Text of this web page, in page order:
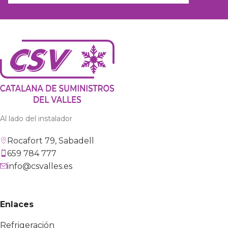
Al lado del instalador
Rocafort 79, Sabadell
659 784 777
info@csvalles.es
Enlaces
Refrigeración